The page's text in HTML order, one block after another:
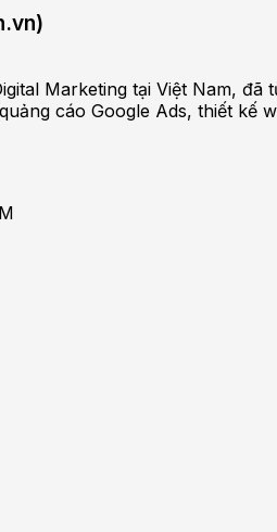
Marketing tại Việt Nam,
cáo Google Ads, thiết kế